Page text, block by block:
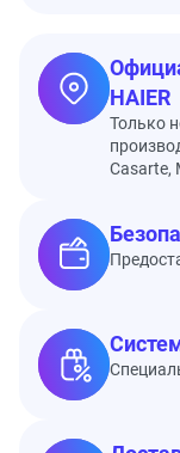
HAIER
Только
Casarte,